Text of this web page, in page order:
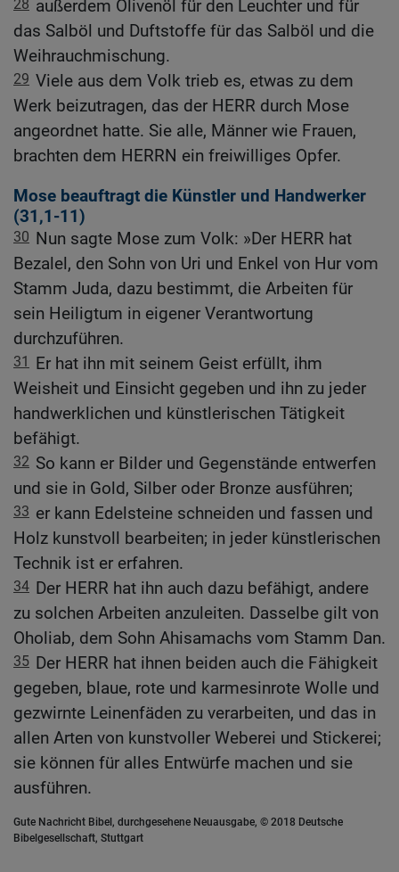
28 außerdem Olivenöl für den Leuchter und für
das Salböl und Duftstoffe für das Salböl und die
Weihrauchmischung.
29 Viele aus dem Volk trieb es, etwas zu dem
Werk beizutragen, das der HERR durch Mose
angeordnet hatte. Sie alle, Männer wie Frauen,
brachten dem HERRN ein freiwilliges Opfer.
Mose beauftragt die Künstler und Handwerker
(31,1-11)
30 Nun sagte Mose zum Volk: »Der HERR hat
Bezalel, den Sohn von Uri und Enkel von Hur vom
Stamm Juda, dazu bestimmt, die Arbeiten für
sein Heiligtum in eigener Verantwortung
durchzuführen.
31 Er hat ihn mit seinem Geist erfüllt, ihm
Weisheit und Einsicht gegeben und ihn zu jeder
handwerklichen und künstlerischen Tätigkeit
befähigt.
32 So kann er Bilder und Gegenstände entwerfen
und sie in Gold, Silber oder Bronze ausführen;
33 er kann Edelsteine schneiden und fassen und
Holz kunstvoll bearbeiten; in jeder künstlerischen
Technik ist er erfahren.
34 Der HERR hat ihn auch dazu befähigt, andere
zu solchen Arbeiten anzuleiten. Dasselbe gilt von
Oholiab, dem Sohn Ahisamachs vom Stamm Dan.
35 Der HERR hat ihnen beiden auch die Fähigkeit
gegeben, blaue, rote und karmesinrote Wolle und
gezwirnte Leinenfäden zu verarbeiten, und das in
allen Arten von kunstvoller Weberei und Stickerei;
sie können für alles Entwürfe machen und sie
ausführen.
Gute Nachricht Bibel, durchgesehene Neuausgabe, © 2018 Deutsche
Bibelgesellschaft, Stuttgart